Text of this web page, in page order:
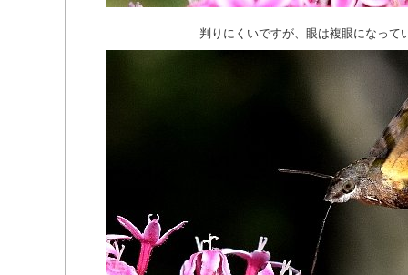
判りにくいですが、眼は複眼になって